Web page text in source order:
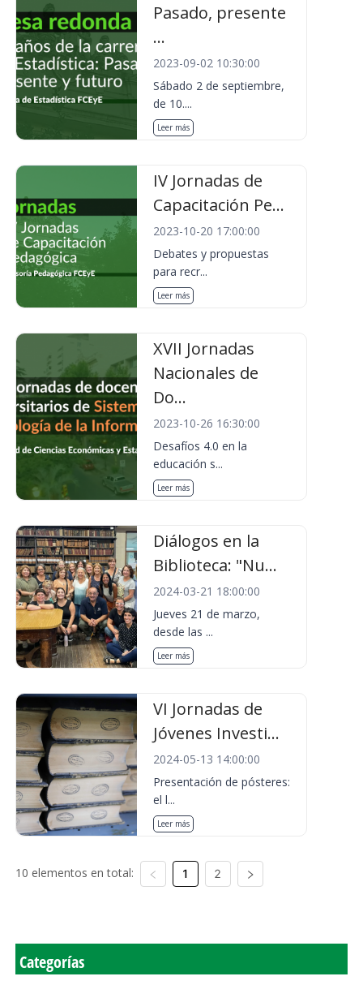
Pasado, presente
...
2023-09-02 10:30:00
Sábado 2 de septiembre,
de 10....
Leer más
IV Jornadas de
Capacitación Pe...
2023-10-20 17:00:00
Debates y propuestas
para recr...
Leer más
XVII Jornadas
Nacionales de
Do...
2023-10-26 16:30:00
Desafíos 4.0 en la
educación s...
Leer más
Diálogos en la
Biblioteca: "Nu...
2024-03-21 18:00:00
Jueves 21 de marzo,
desde las ...
Leer más
VI Jornadas de
Jóvenes Investi...
2024-05-13 14:00:00
Presentación de pósteres:
el l...
Leer más
10 elementos en total: 1 2
Categorías